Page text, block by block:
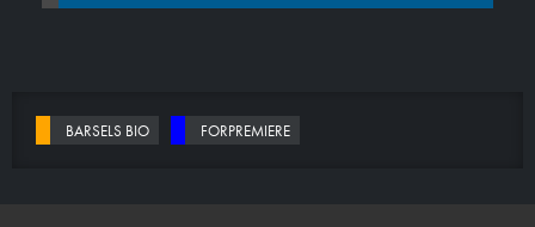
BARSELS BIO FORPREMIERE